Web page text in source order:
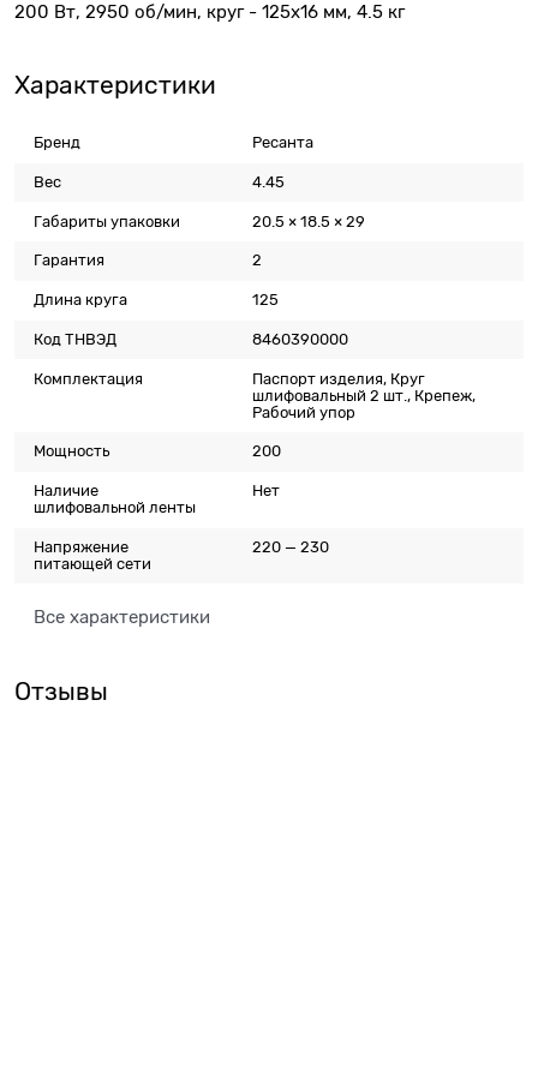
200 Вт, 2950 об/мин, круг - 125х16 мм, 4.5 кг
Характеристики
Бренд Ресанта
Вес 4.45
Габариты упаковки 20.5 × 18.5 × 29
Гарантия 2
Длина круга 125
Код ТНВЭД 8460390000
Комплектация
Паспорт изделия, Круг
шлифовальный 2 шт., Крепеж,
Рабочий упор
Мощность 200
Наличие
шлифовальной ленты
Нет
Напряжение
питающей сети
220 — 230
Все характеристики
Отзывы